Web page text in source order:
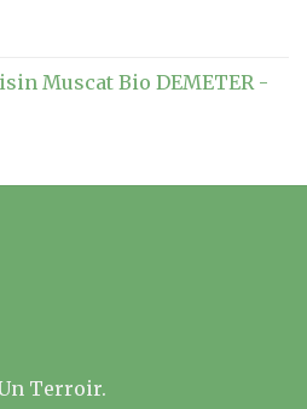
Muscat Bio DEMETER -
Terroir.